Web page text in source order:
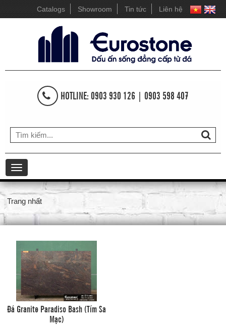
Catalogs Showroom Tin tức Liên hệ
HOTLINE: 0903 930 126 | 0903 598 407
Toggle
navigation
Trang nhất
Đá Granite Paradiso Bash (Tím Sa
Mạc)